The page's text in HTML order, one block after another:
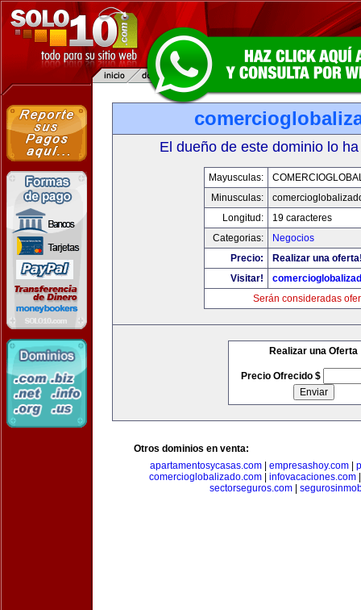
El dueño de este dominio lo
Mayusculas:
Minusculas:
Longitud:
19 caracteres
Categorias:
Negocios
Precio:
Realizar una
Visitar!
Serán consideradas
Realizar una Oferta
Precio Ofrecido $
Otros dominios en venta:
apartamentosycasas.com| empresashoy.com|
comercioglobalizado.com
infovacaciones.com
sectorseguros.com